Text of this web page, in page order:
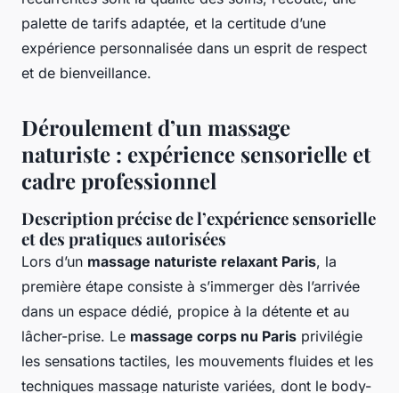
palette de tarifs adaptée, et la certitude d’une
expérience personnalisée dans un esprit de respect
et de bienveillance.
Déroulement d’un massage
naturiste : expérience sensorielle et
cadre professionnel
Description précise de l’expérience sensorielle
et des pratiques autorisées
Lors d’un massage naturiste relaxant Paris, la
première étape consiste à s’immerger dès l’arrivée
dans un espace dédié, propice à la détente et au
lâcher-prise. Le massage corps nu Paris privilégie
les sensations tactiles, les mouvements fluides et les
techniques massage naturiste variées, dont le body-